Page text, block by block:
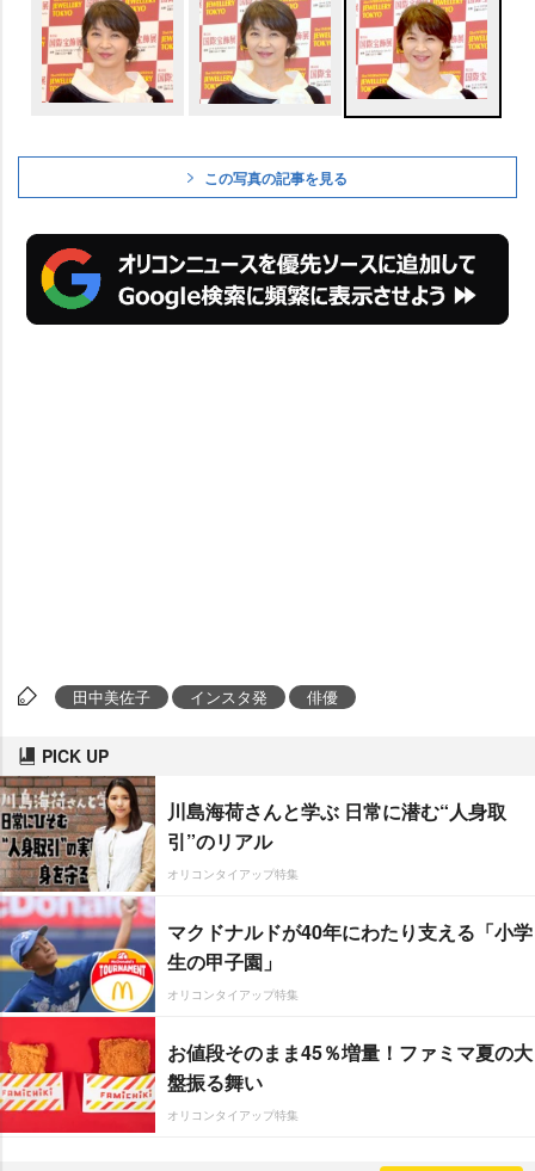
この写真の記事を見る
田中美佐子 インスタ発 俳優
PICK UP
川島海荷さんと学ぶ 日常に潜む“人身取
引”のリアル
オリコンタイアップ特集
マクドナルドが40年にわたり支える「小学
生の甲子園」
オリコンタイアップ特集
お値段そのまま45％増量！ファミマ夏の大
盤振る舞い
オリコンタイアップ特集